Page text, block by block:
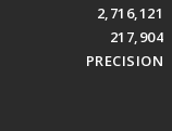
2,716,121
217,904
PRECISION